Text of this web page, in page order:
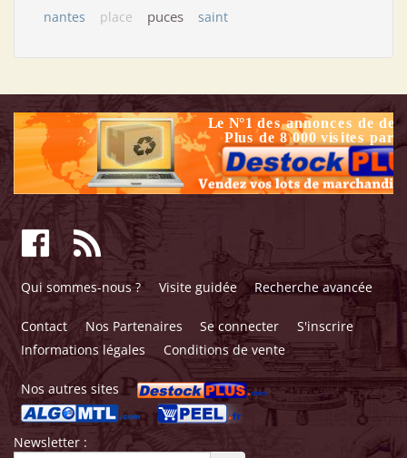
nantes place puces saint
Qui sommes-nous ? Visite guidée Recherche avancée
Contact Nos Partenaires Se connecter
S'inscrire
Informations légales
Conditions de vente
Nos autres sites
Newsletter :